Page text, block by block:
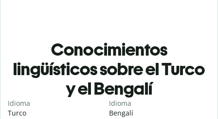
Conocimientos
lingüísticos sobre el Turco
y el Bengalí
Idioma
Turco
Idioma
Bengalí